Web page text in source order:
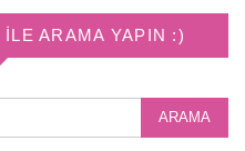
ARAMA YAPIN :)